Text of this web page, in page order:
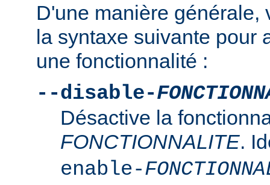
D'une manière générale,
la syntaxe suivante pour
une fonctionnalité :
--disable-
Désactive la
FONCTIONNALITE.
enable-